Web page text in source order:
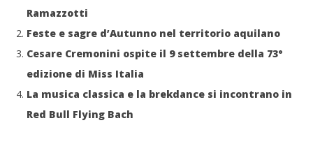
Ramazzotti
Feste e sagre d’Autunno nel territorio aquilano
Cesare Cremonini ospite il 9 settembre della 73°
edizione di Miss Italia
La musica classica e la brekdance si incontrano in
Red Bull Flying Bach